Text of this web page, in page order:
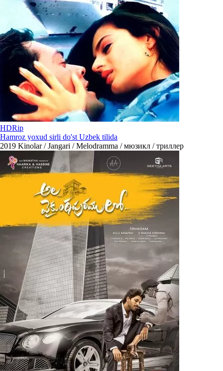
HDRip
Hamroz yoxud sirli do'st Uzbek tilida
2019 Kinolar / Jangari / Melodramma / мюзикл / триллер